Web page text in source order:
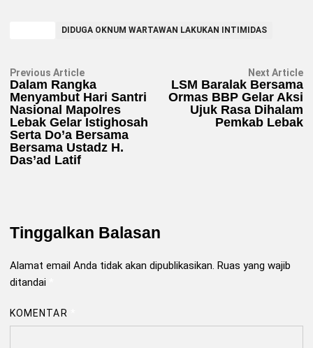
DIDUGA OKNUM WARTAWAN LAKUKAN INTIMIDAS
Navigasi
pos
Previous ArticlePrevious
article:
Dalam Rangka
Menyambut Hari Santri
Nasional Mapolres
Lebak Gelar Istighosah
Serta Do’a Bersama
Bersama Ustadz H.
Das’ad Latif
Next Article
LSM Baralak Bersama
Ormas BBP Gelar Aksi
Ujuk Rasa Dihalam
Pemkab Lebak
Tinggalkan Balasan
Alamat email Anda tidak akan dipublikasikan. Ruas yang wajib
ditandai
KOMENTAR